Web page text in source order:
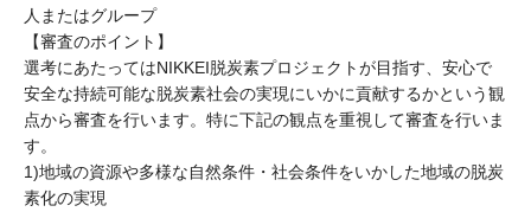
人またはグループ
【審査のポイント】
選考にあたってはNIKKEI脱炭素プロジェクトが目指す、安心で
安全な持続可能な脱炭素社会の実現にいかに貢献するかという観
点から審査を行います。特に下記の観点を重視して審査を行いま
す。
1)地域の資源や多様な自然条件・社会条件をいかした地域の脱炭
素化の実現